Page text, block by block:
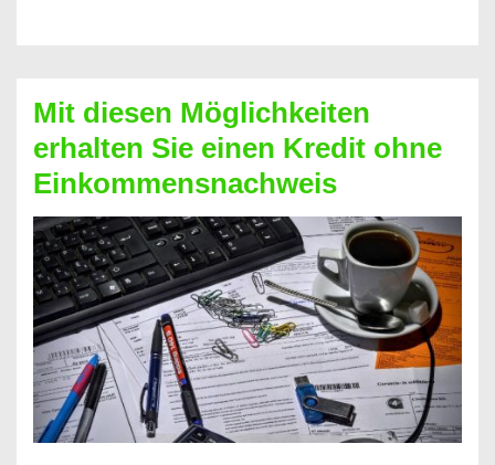
Mit diesen Möglichkeiten
erhalten Sie einen Kredit ohne
Einkommensnachweis